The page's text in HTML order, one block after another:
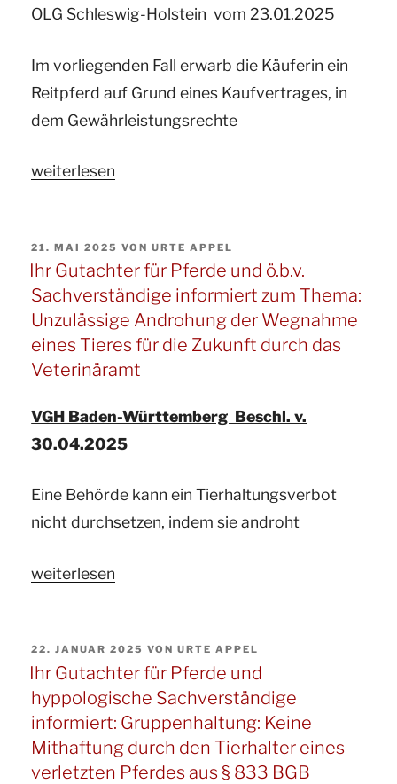
zum
Grenzen
eines
Haftungsausschlusses
Pferdekaufvertrag“
OLG Schleswig-Holstein vom 23.01.2025
Im vorliegenden Fall erwarb die Käuferin ein
Reitpferd auf Grund eines Kaufvertrages, in
dem Gewährleistungsrechte
„Ihre
Gutachterin
für
Pferde
informiert
zum
Gewährleistungsrechte
beim
eines
Pferdes“
weiterlesen
VERÖFFENTLICHT
AM
21. MAI 2025 VONURTE APPEL
Ihr Gutachter für Pferde und ö.b.v.
Sachverständige informiert zum Thema:
Unzulässige Androhung der Wegnahme
eines Tieres für die Zukunft durch das
Veterinäramt
VGH Baden-Württemberg Beschl. v.
30.04.2025
Eine Behörde kann ein Tierhaltungsverbot
nicht durchsetzen, indem sie androht
„Ihr
Pferde
und
ö.b.v.
Sachverständige
informiert
weiterlesen
VERÖFFENTLICHT
AM
22. JANUAR 2025 VONURTE APPEL
Ihr Gutachter für Pferde und
hyppologische Sachverständige
informiert: Gruppenhaltung: Keine
Mithaftung durch den Tierhalter eines
verletzten Pferdes aus § 833 BGB